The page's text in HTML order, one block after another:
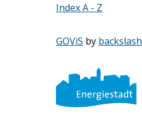
Index A - Z
GOViS by backslash